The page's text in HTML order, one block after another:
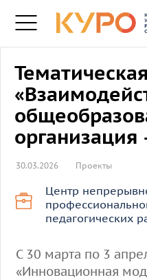
организация
30.03.2026 Проекты
Центр
педагогических
С 30 марта по 3
«Инновационная